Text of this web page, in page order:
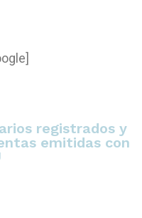
registrados y
emitidas con